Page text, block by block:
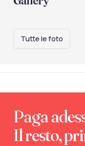
Tutte le foto
Paga
Il resto,